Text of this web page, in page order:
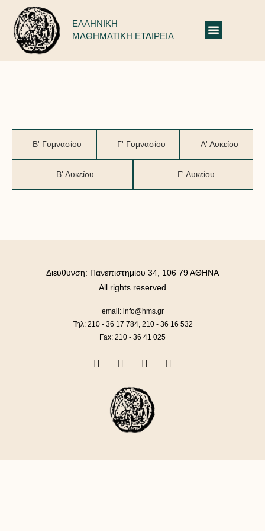
ΕΛΛΗΝΙΚΗ
ΜΑΘΗΜΑΤΙΚΗ ΕΤΑΙΡΕΙΑ
Β' Γυμνασίου Γ' Γυμνασίου Α' Λυκείου
Β' Λυκείου Γ' Λυκείου
email: info@hms.gr
Τηλ: 210 - 36 17 784, 210 - 36 16 532
Fax: 210 - 36 41 025
Διεύθυνση: Πανεπιστημίου 34, 106 79 ΑΘΗΝΑ
All rights reserved